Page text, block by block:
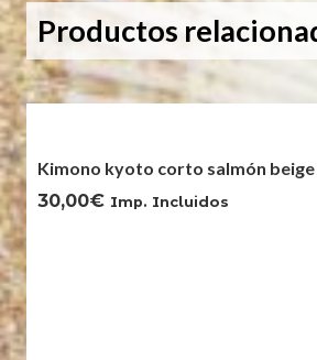
Productos
Kimono kyoto corto salmón beige
30,00€ Imp. Incluidos